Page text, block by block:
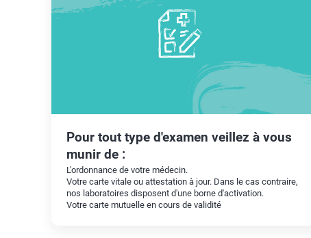
Pour tout type d'examen veillez à vous
munir de :
L'ordonnance de votre médecin.
Votre carte vitale ou attestation à jour. Dans le cas contraire,
nos laboratoires disposent d'une borne d'activation.
Votre carte mutuelle en cours de validité